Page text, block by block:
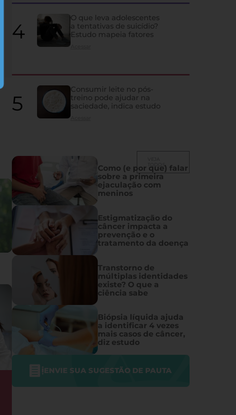
despercebidos e os principais problemas que atingem a glândula
O que leva adolescentes
a tentativas de suicídio?
Estudo mapeia fatores
Acessar
Consumir leite no pós-
treino pode ajudar na
saciedade, indica estudo
Acessar
TODOS
Como (e por que) falar
sobre a primeira
ejaculação com
meninos
Estigmatização do
câncer impacta a
prevenção e o
tratamento da doença
Transtorno de
múltiplas identidades
existe? O que a
ciência sabe
Biópsia líquida ajuda
a identificar 4 vezes
mais casos de câncer,
diz estudo
ENVIE SUA SUGESTÃO DE PAUTA